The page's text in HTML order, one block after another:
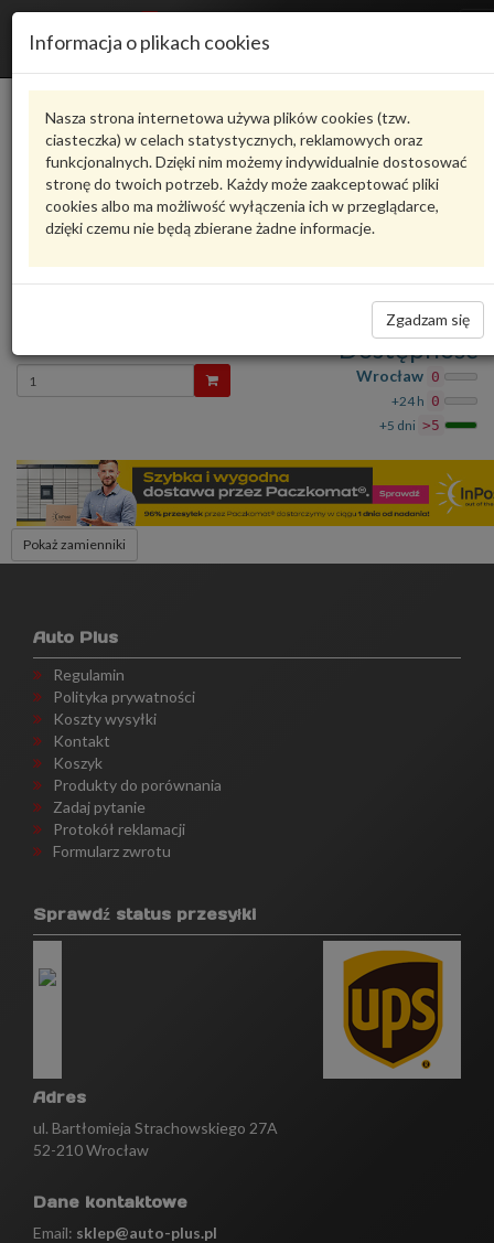
Informacja o plikach cookies
Nasza strona internetowa używa plików cookies (tzw.
ciasteczka) w celach statystycznych, reklamowych oraz
funkcjonalnych. Dzięki nim możemy indywidualnie dostosować
stronę do twoich potrzeb. Każdy może zaakceptować pliki
cookies albo ma możliwość wyłączenia ich w przeglądarce,
dzięki czemu nie będą zbierane żadne informacje.
Zgadzam się
Karta produktu
8V0121283DVAG
VAG - produkt oryginalny VW AUDI SEAT SKODA
KIEROWNICA 8V0121283D VAG
Wprowadź
ilość
Dostępność
Wrocław 0
+24 h 0
+5 dni >5
Pokaż zamienniki
Auto Plus
Regulamin
Polityka prywatności
Koszty wysyłki
Kontakt
Koszyk
Produkty do porównania
Zadaj pytanie
Protokół reklamacji
Formularz zwrotu
Sprawdź status przesyłki
Adres
ul. Bartłomieja Strachowskiego 27A
52-210 Wrocław
Dane kontaktowe
Email: sklep@auto-plus.pl